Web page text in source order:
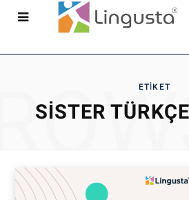
ETIKET
SISTER